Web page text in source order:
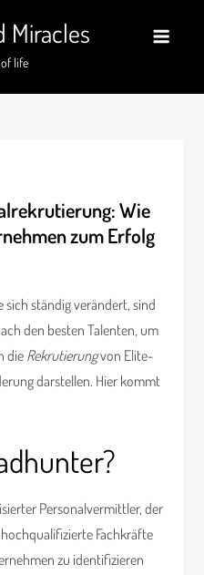
Miracles
life
Wie
zum Erfolg
ständig verändert, sind
den besten Talenten, um
die Rekrutierungvon Elite-
darstellen. Hier kommt
Personalvermittler, der
Fachkräfte
zu identifizieren